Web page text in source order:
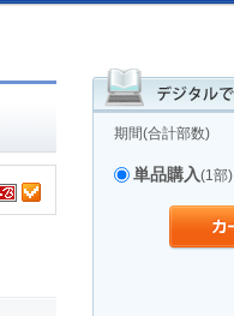
期間(合計部数)
単品購入(1部)